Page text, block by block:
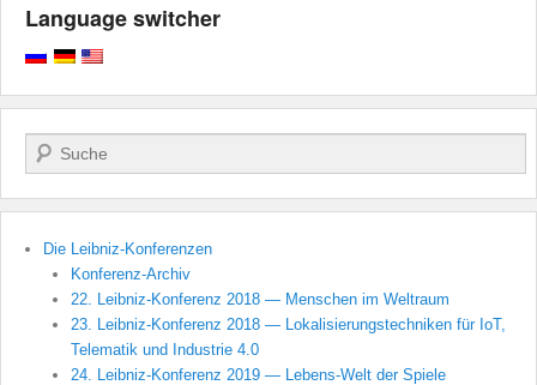
Language switcher
Поиск
Die Leibniz-Konferenzen
Konferenz-Archiv
22. Leibniz-Konferenz 2018 — Menschen im Weltraum
23. Leibniz-Konferenz 2018 — Lokalisierungstechniken für IoT,
Telematik und Industrie 4.0
24. Leibniz-Konferenz 2019 — Lebens-Welt der Spiele